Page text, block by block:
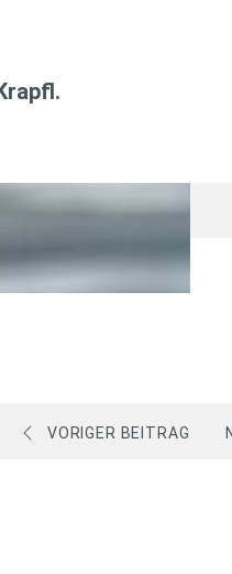
.
VORIGER BEITRAG